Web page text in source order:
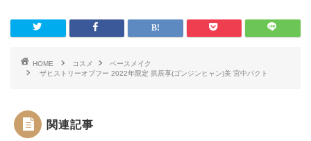
HOME コスメ
ベースメイク
ザヒストリーオブフー 2022年限定 拱辰享(ゴンジンヒャン)美 宮中パクト
関連記事